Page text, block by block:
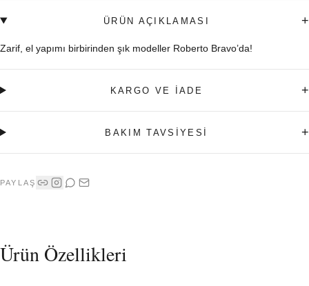
ÜRÜN AÇIKLAMASI +
Zarif, el yapımı birbirinden şık modeller Roberto Bravo’da!
KARGO VE İADE +
BAKIM TAVSİYESİ +
PAYLAŞ
Ürün Özellikleri